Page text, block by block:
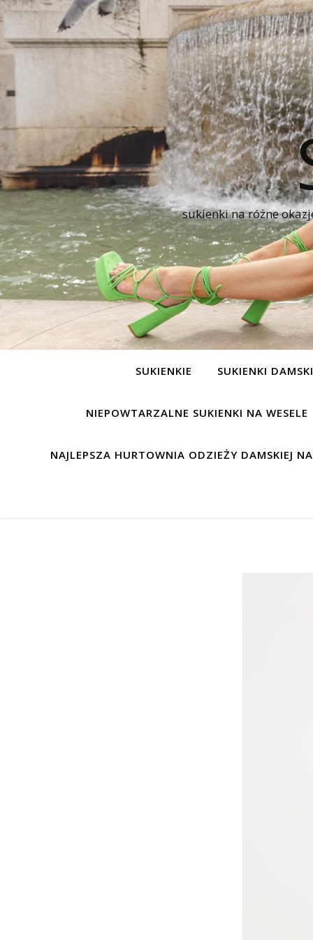
sukienki na różne
SUKIENKIE SUKIENKI
NIEPOWTARZALNE SUKIENKI NA WESELE
NAJLEPSZA HURTOWNIA ODZIEŻY DAMSKIEJ